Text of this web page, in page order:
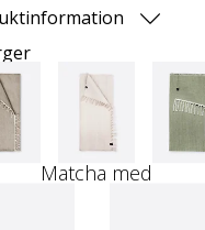
Matcha med